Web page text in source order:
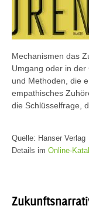
Mechanismen das
Umgang oder in der
und Methoden, die
empathisches
die Schlüsselfrage,
Quelle: Hanser Verlag
Details im Online-